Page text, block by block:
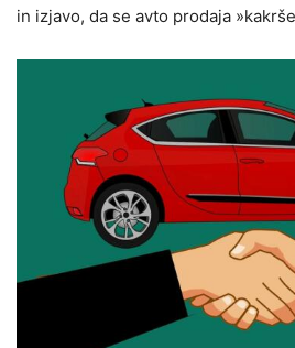
in izjavo, da se avto prodaja